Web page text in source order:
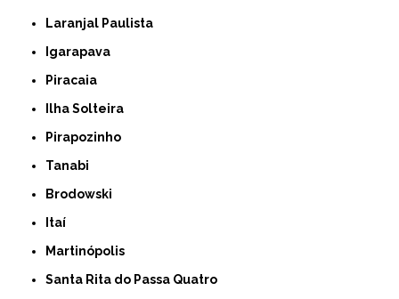
Laranjal Paulista
Igarapava
Piracaia
Ilha Solteira
Pirapozinho
Tanabi
Brodowski
Itaí
Martinópolis
Santa Rita do Passa Quatro